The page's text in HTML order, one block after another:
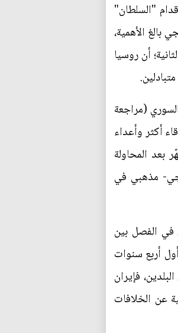
"السلطان"
بالغ الأهمية،
أن روسيا
(مراجعة
أكثر وأعداء
المحاولة
مذهبي في
في الفصل بين
أربع سنوات
فإيران
عن الخلافات